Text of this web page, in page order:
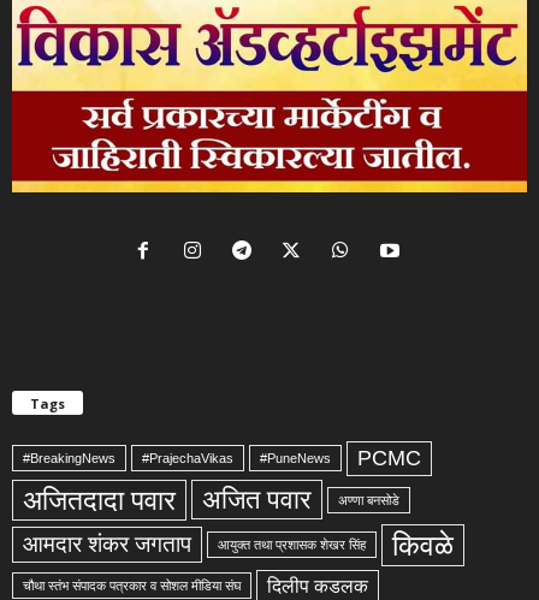
Tags
#BreakingNews #PrajechaVikas #PuneNews PCMC
अजितदादा पवार अजित पवार अण्णा बनसोडे
आमदार शंकर जगताप आयुक्त तथा प्रशासक शेखर सिंह किवळे
चौथा स्तंभ संपादक पत्रकार व सोशल मीडिया संघ दिलीप कडलक